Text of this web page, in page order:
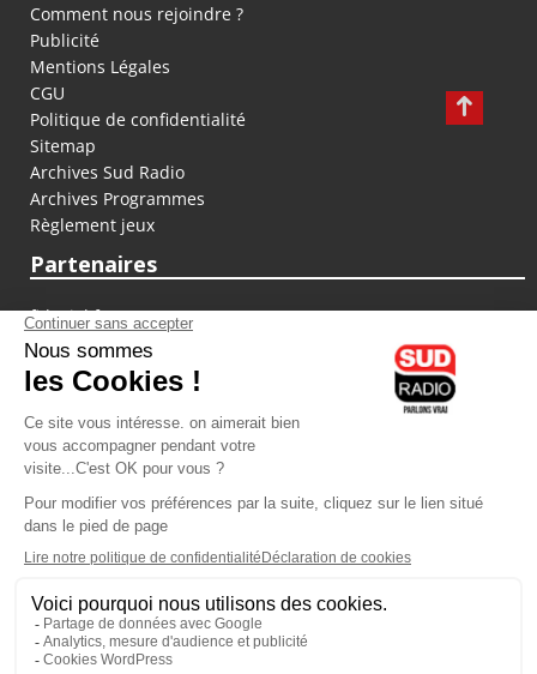
Comment nous rejoindre ?
Publicité
Mentions Légales
CGU
Politique de confidentialité
Sitemap
Archives Sud Radio
Archives Programmes
Règlement jeux
Partenaires
fiducial.fr
lyoncapitale.fr
olympique-et-lyonnais.com
L'application Iphone / Android
Téléchargez l'application
Les cookies
Gestion des cookies
Crédit photos : ©Sud Radio / Pierre Olivier